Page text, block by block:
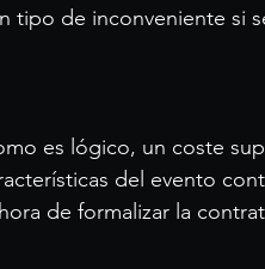
tipo de inconveniente si
es lógico, un coste
del evento
de formalizar la